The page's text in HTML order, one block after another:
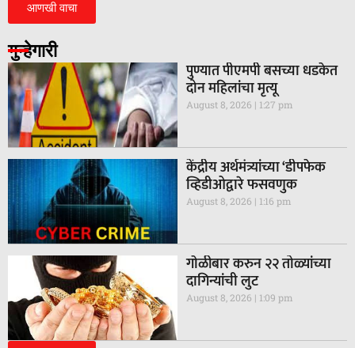
आणखी वाचा
गुन्हेगारी
पुण्यात पीएमपी बसच्या धडकेत
दोन महिलांचा मृत्यू
August 8, 2026 1:27 pm
केंद्रीय अर्थमंत्र्यांच्या ‘डीपफेक
व्हिडीओद्वारे फसवणुक
August 8, 2026 1:16 pm
गाेळीबार करुन २२ तोळ्यांच्या
दागिन्यांची लुट
August 8, 2026 1:09 pm